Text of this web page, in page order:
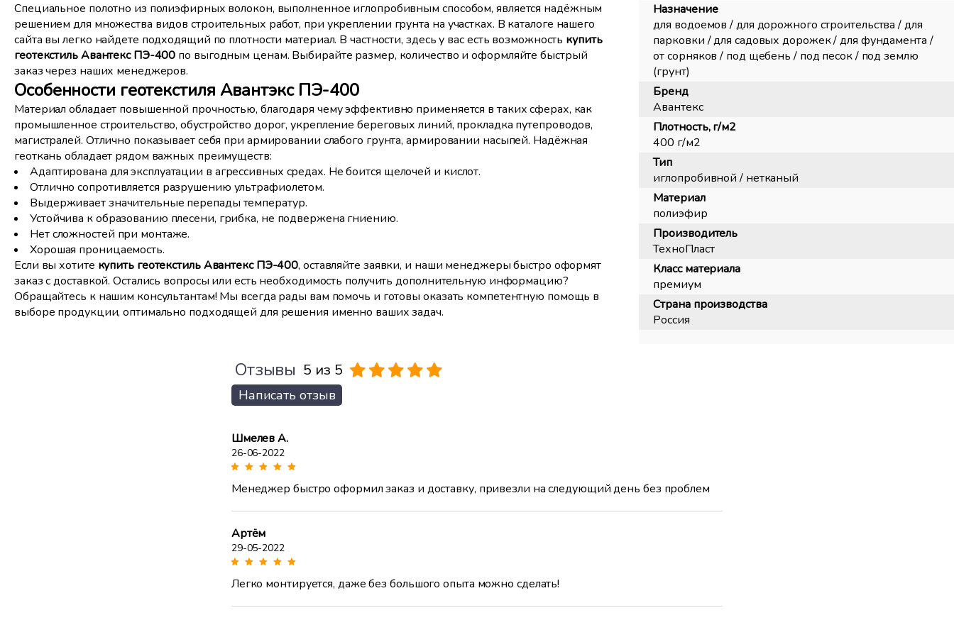
Специальное полотно из полиэфирных волокон, выполненное иглопробивным способом, является надёжным
решением для множества видов строительных работ, при укреплении грунта на участках. В каталоге нашего
сайта вы легко найдете подходящий по плотности материал. В частности, здесь у вас есть возможность купить
геотекстиль Авантекс ПЭ-400 по выгодным ценам. Выбирайте размер, количество и оформляйте быстрый
заказ через наших менеджеров.
Особенности геотекстиля Авантэкс ПЭ-400
Материал обладает повышенной прочностью, благодаря чему эффективно применяется в таких сферах, как
промышленное строительство, обустройство дорог, укрепление береговых линий, прокладка путепроводов,
магистралей. Отлично показывает себя при армировании слабого грунта, армировании насыпей. Надёжная
геоткань обладает рядом важных преимуществ:
Адаптирована для эксплуатации в агрессивных средах. Не боится щелочей и кислот.
Отлично сопротивляется разрушению ультрафиолетом.
Выдерживает значительные перепады температур.
Устойчива к образованию плесени, грибка, не подвержена гниению.
Нет сложностей при монтаже.
Хорошая проницаемость.
Если вы хотите купить геотекстиль Авантекс ПЭ-400, оставляйте заявки, и наши менеджеры быстро оформят
заказ с доставкой. Остались вопросы или есть необходимость получить дополнительную информацию?
Обращайтесь к нашим консультантам! Мы всегда рады вам помочь и готовы оказать компетентную помощь в
выборе продукции, оптимально подходящей для решения именно ваших задач.
Назначение
для водоемов / для дорожного строительства / для
парковки / для садовых дорожек / для фундамента /
от сорняков / под щебень / под песок / под землю
(грунт)
Бренд
Авантекс
Плотность, г/м2
400 г/м2
Тип
иглопробивной / нетканый
Материал
полиэфир
Производитель
ТехноПласт
Класс материала
премиум
Страна производства
Россия
Отзывы 5 из 5
Написать отзыв
Шмелев А.
26-06-2022
Менеджер быстро оформил заказ и доставку, привезли на следующий день без проблем
Артём
29-05-2022
Легко монтируется, даже без большого опыта можно сделать!